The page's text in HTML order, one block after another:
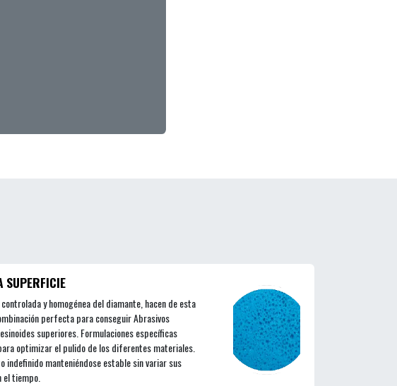
SUPERFICIE
y homogénea del diamante, hacen de esta
perfecta para conseguir Abrasivos
superiores. Formulaciones específicas
optimizar el pulido de los diferentes materiales.
indefinido manteniéndose estable sin variar sus
el tiempo.